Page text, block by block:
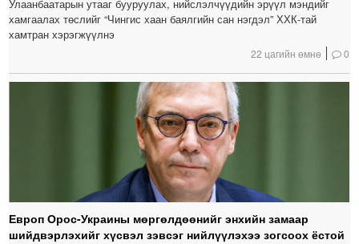
Улаанбаатарын утааг бууруулах, нийслэлчүүдийн эрүүл мэндийг
хамгаалах төслийг “Чингис хаан баялгийн сан нэгдэл” ХХК-тай
хамтран хэрэгжүүлнэ
22 цагийн өмнө 0
Европ Орос-Украины мөргөлдөөнийг энхийн замаар
шийдвэрлэхийг хүсвэл зэвсэг нийлүүлэхээ зогсоох ёстой